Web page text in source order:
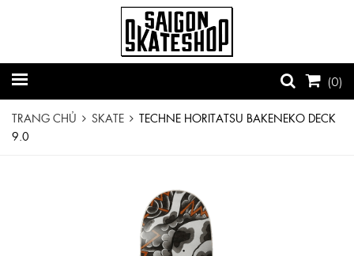
(0)
TRANG CHỦ SKATE
TECHNE HORITATSU BAKENEKO DECK
9.0